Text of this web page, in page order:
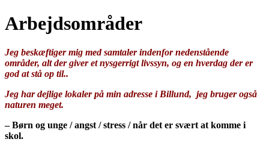
Arbejdsområder
Jeg beskæftiger mig med samtaler indenfor nedenstående
områder, alt der giver et nysgerrigt livssyn, og en hverdag der er
god at stå op til..
Jeg har dejlige lokaler på min adresse i Billund, jeg bruger også
naturen meget.
– Børn og unge / angst / stress / når det er svært at komme i
skol.